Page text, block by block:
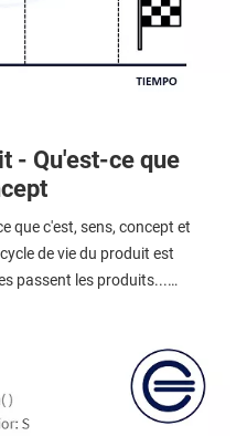
- Qu'est-ce que
que c'est, sens, concept et
de vie du produit est
passent les produits...…